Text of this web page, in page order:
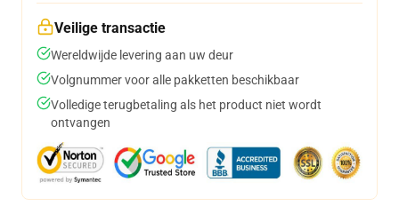
Veilige transactie
Wereldwijde levering aan uw deur
Volgnummer voor alle pakketten beschikbaar
Volledige terugbetaling als het product niet wordt
ontvangen